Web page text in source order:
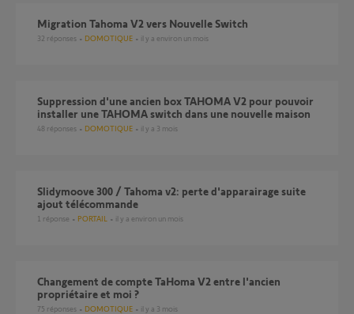
Migration Tahoma V2 vers Nouvelle Switch
32 réponses DOMOTIQUE il y a environ un mois
Suppression d'une ancien box TAHOMA V2 pour pouvoir
installer une TAHOMA switch dans une nouvelle maison
48 réponses DOMOTIQUE il y a 3 mois
Slidymoove 300 / Tahoma v2: perte d'apparairage suite
ajout télécommande
1 réponse PORTAIL il y a environ un mois
Changement de compte TaHoma V2 entre l'ancien
propriétaire et moi ?
75 réponses DOMOTIQUE il y a 3 mois